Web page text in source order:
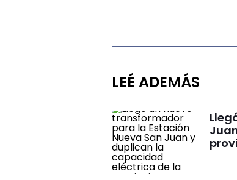
LEÉ ADEMÁS